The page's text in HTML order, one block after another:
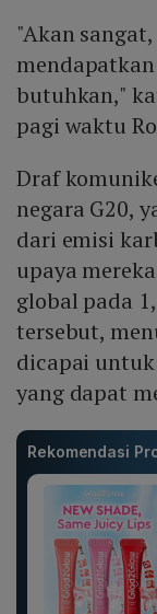
"Akan
butuhkan,"
pagi waktu
Draf
negara G20,
dari emisi
upaya
global pada
tersebut,
dicapai
yang dapat
Rekomendasi